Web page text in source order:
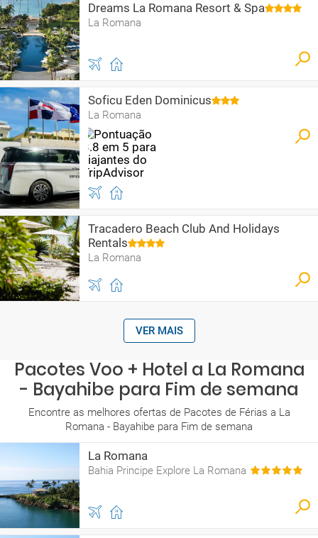
Dreams La Romana Resort & Spa
La Romana
Soficu Eden Dominicus
La Romana
Tracadero Beach Club And Holidays
Rentals
La Romana
VER MAIS
Pacotes Voo + Hotel a La Romana
- Bayahibe para Fim de semana
Encontre as melhores ofertas de Pacotes de Férias a La
Romana - Bayahibe para Fim de semana
La Romana
Bahia Principe Explore La Romana